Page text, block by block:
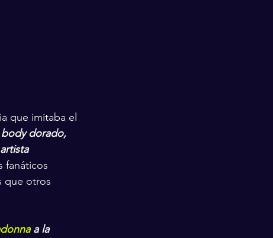
que imitaba el
dorado,
fanáticos
que otros
a la